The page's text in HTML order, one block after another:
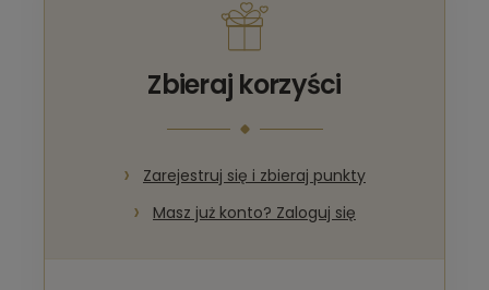
Zbieraj korzyści
Zarejestruj się i zbieraj punkty
Masz już konto? Zaloguj się